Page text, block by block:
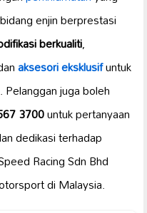
enjin berprestasi
berkualiti,
aksesori eksklusifuntuk
. Pelanggan juga boleh
3700untuk pertanyaan
dedikasi terhadap
Racing Sdn Bhd
di Malaysia.